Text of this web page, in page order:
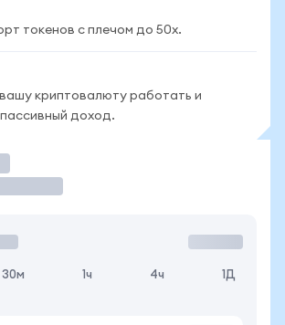
токенов с плечом до 50x.
криптовалюту работать и
доход.
30м 1ч 4ч 1Д